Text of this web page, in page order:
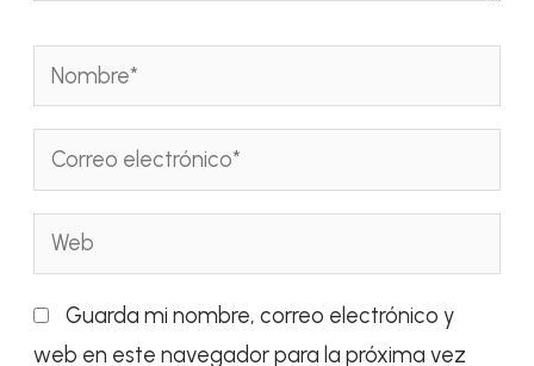
Nombre*
Correo
electrónico*
Web
Guarda mi nombre, correo electrónico y
web en este navegador para la próxima vez